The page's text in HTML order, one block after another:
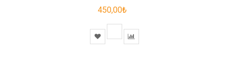
450,00₺